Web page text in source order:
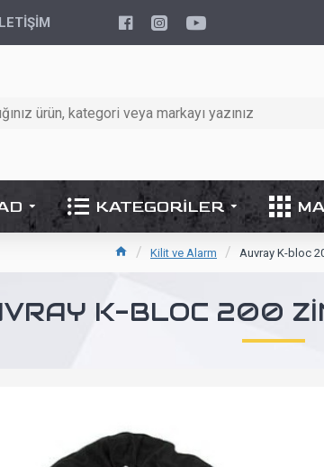
KATEGORILER
Kilit ve Alarm Auvray K-bloc
K-BLOC 200